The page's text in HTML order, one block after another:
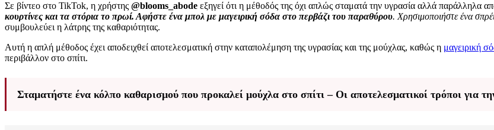
Σε βίντεο στο TikTok, η χρήστης @blooms_abode εξηγεί ότι η μέθοδός της όχι απλώς σταματά την υγρασία αλλά παράλληλα
κουρτίνες και τα στόρια το πρωί. Αφήστε ένα μπολ με μαγειρική σόδα στο περβάζι του παραθύρου. Χρησιμοποιήστε ένα
συμβουλεύει η λάτρης της καθαριότητας.
Αυτή η απλή μέθοδος έχει αποδειχθεί αποτελεσματική στην καταπολέμηση της υγρασίας και της μούχλας, καθώς η μαγειρική
περιβάλλον στο σπίτι.
Σταματήστε ένα κόλπο καθαρισμού που προκαλεί μούχλα στο σπίτι – Οι αποτελεσματικοί τρόποι για